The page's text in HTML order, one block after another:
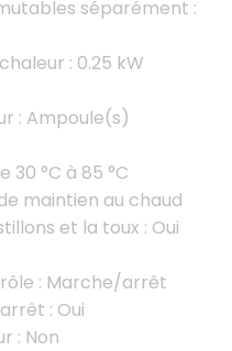
séparément :
: 0.25 kW
: Ampoule(s)
30 °C à 85 °C
maintien au chaud
et la toux : Oui
: Marche/arrêt
: Oui
: Non